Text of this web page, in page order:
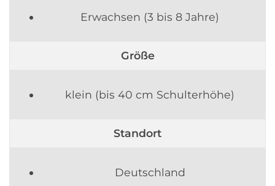
Erwachsen (3 bis 8 Jahre)
Größe
klein (bis 40 cm Schulterhöhe)
Standort
Deutschland